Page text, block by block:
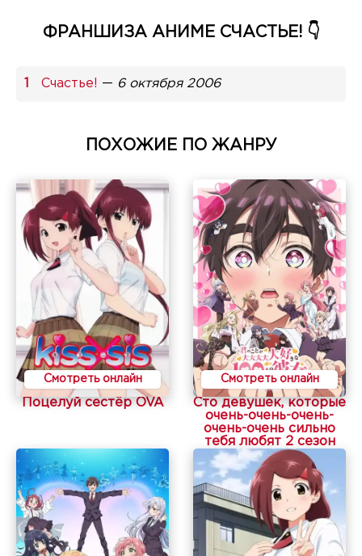
ФРАНШИЗА АНИМЕ СЧАСТЬЕ! 👇
Счастье! — 6 октября 2006
ПОХОЖИЕ ПО ЖАНРУ
Смотреть онлайн
Поцелуй сестёр OVA
Смотреть онлайн
Сто девушек, которые
очень-очень-очень-
очень-очень сильно
тебя любят 2 сезон